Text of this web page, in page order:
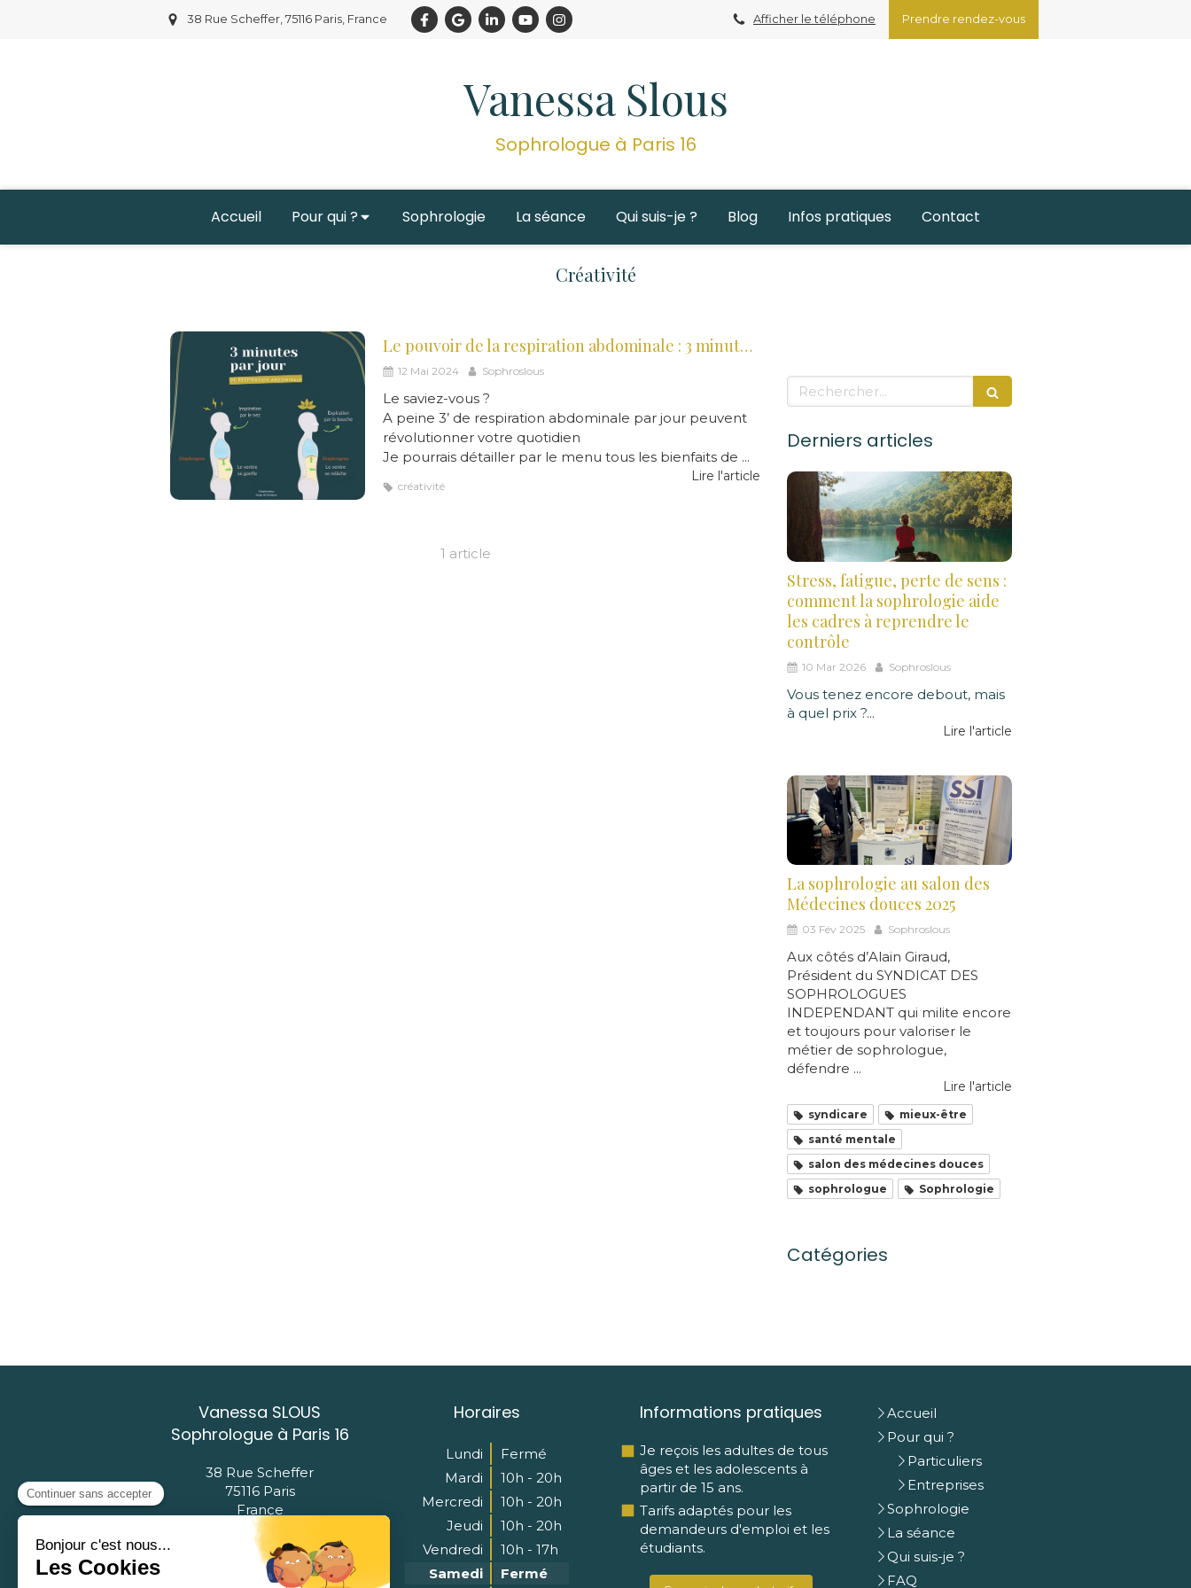
38 Rue Scheffer, 75116 Paris, France Prendre rendez-vous
Afficher le téléphone
Vanessa Slous
Sophrologue à Paris 16
Accueil Pour qui ? Sophrologie La séance Qui suis-je ? Blog Infos pratiques Contact
Créativité
Le pouvoir de la respiration abdominale : 3 minutes par jour pour commencer à transformer votre quotidien
12 Mai 2024 Sophroslous
Le saviez-vous ?
A peine 3’ de respiration abdominale par jour peuvent
révolutionner votre quotidien
Je pourrais détailler par le menu tous les bienfaits de ...
Lire l'article
créativité
1 article
Rechercher
Derniers articles
Stress, fatigue, perte de sens :
comment la sophrologie aide
les cadres à reprendre le
contrôle
10 Mar 2026 Sophroslous
Vous tenez encore debout, mais
à quel prix ?...
Lire l'article
La sophrologie au salon des
Médecines douces 2025
03 Fév 2025 Sophroslous
Aux côtés d’Alain Giraud,
Président du SYNDICAT DES
SOPHROLOGUES
INDEPENDANT qui milite encore
et toujours pour valoriser le
métier de sophrologue,
défendre ...
Lire l'article
syndicare
mieux-être
santé mentale
salon des médecines douces
sophrologue
Sophrologie
Catégories
Vanessa SLOUS
Sophrologue à Paris 16
38 Rue Scheffer
75116 Paris
France
Afficher le téléphone
Prendre rendez-vous
Horaires
Lundi
Fermé
Mardi
10h - 20h
Mercredi
10h - 20h
Jeudi
10h - 20h
Vendredi
10h - 17h
Samedi
Fermé
Informations pratiques
Je reçois les adultes de tous
âges et les adolescents à
partir de 15 ans.
Tarifs adaptés pour les
demandeurs d'emploi et les
étudiants.
Accueil
Pour qui ?
Particuliers
Entreprises
Sophrologie
La séance
Qui suis-je ?
FAQ